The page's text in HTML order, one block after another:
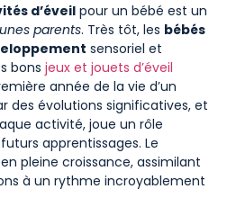
d’éveil pour un bébé est un
parents. Très tôt, les bébés
sensoriel et
bons jeux et jouets d’éveil
année de la vie d’un
des évolutions significatives, et
activité, joue un rôle
apprentissages. Le
pleine croissance, assimilant
à un rythme incroyablement